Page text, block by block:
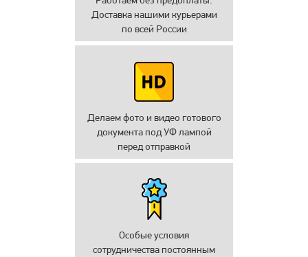
Доставка нашими курьерами
по всей России
Делаем фото и видео готового
документа под УФ лампой
перед отправкой
Особые условия
сотрудничества постоянным